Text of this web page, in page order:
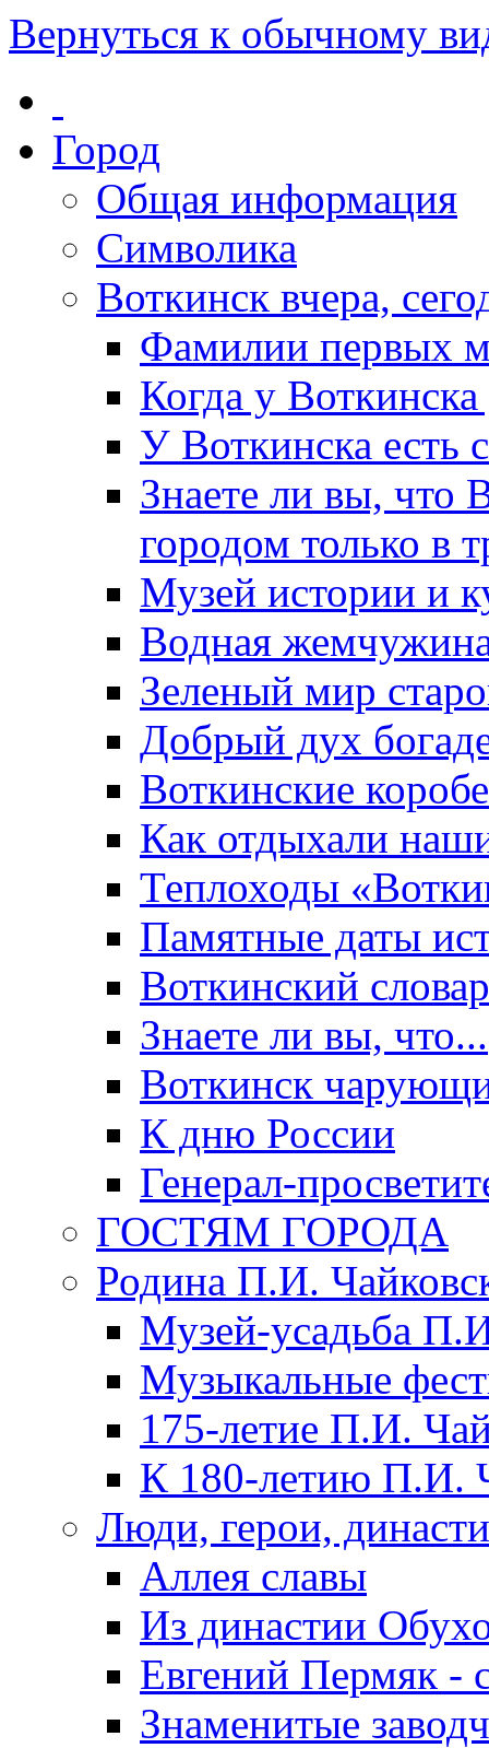
Вернуться к обычному
Город
Общая информация
Символика
Воткинск вчера,
Фамилии первых
Когда у
У Воткинска есть
Знаете ли вы, что
городом только в
Музей истории и
Водная
Зеленый мир
Добрый дух
Воткинские
Как отдыхали
Теплоходы
Памятные даты
Воткинский
Знаете ли вы, что...
Воткинск
К дню России
Генерал-
ГОСТЯМ ГОРОДА
Родина П.И.
Музей-усадьба
Музыкальные
175-летие П.И.
К 180-летию П.И.
Люди, герои,
Аллея славы
Из династии
Евгений Пермяк -
Знаменитые